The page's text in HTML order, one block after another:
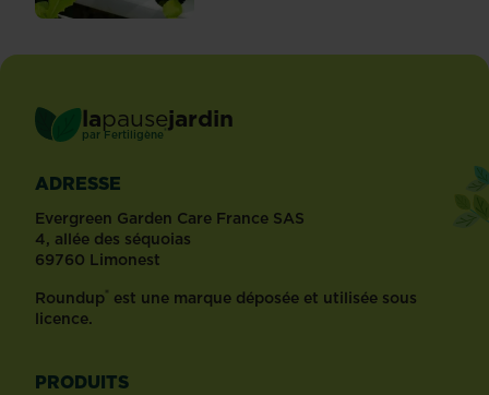
lapausejardin
par Fertiligène ®
ADRESSE
Evergreen Garden Care France SAS
4, allée des séquoias
69760 Limonest
Roundup® est une marque déposée et utilisée sous
licence.
PRODUITS